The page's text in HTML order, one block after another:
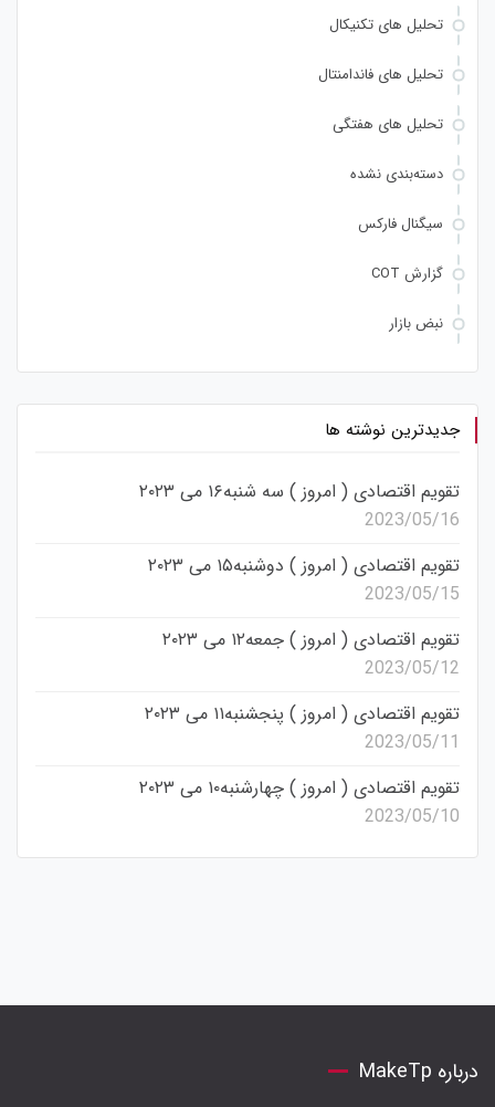
تحلیل های تکنیکال
تحلیل های فاندامنتال
تحلیل های هفتگی
دسته‌بندی نشده
سیگنال فارکس
گزارش COT
نبض بازار
جدیدترین نوشته ها
تقویم اقتصادی ( امروز ) سه شنبه۱۶ می ۲۰۲۳
2023/05/16
تقویم اقتصادی ( امروز ) دوشنبه۱۵ می ۲۰۲۳
2023/05/15
تقویم اقتصادی ( امروز ) جمعه۱۲ می ۲۰۲۳
2023/05/12
تقویم اقتصادی ( امروز ) پنجشنبه۱۱ می ۲۰۲۳
2023/05/11
تقویم اقتصادی ( امروز ) چهارشنبه۱۰ می ۲۰۲۳
2023/05/10
درباره MakeTp